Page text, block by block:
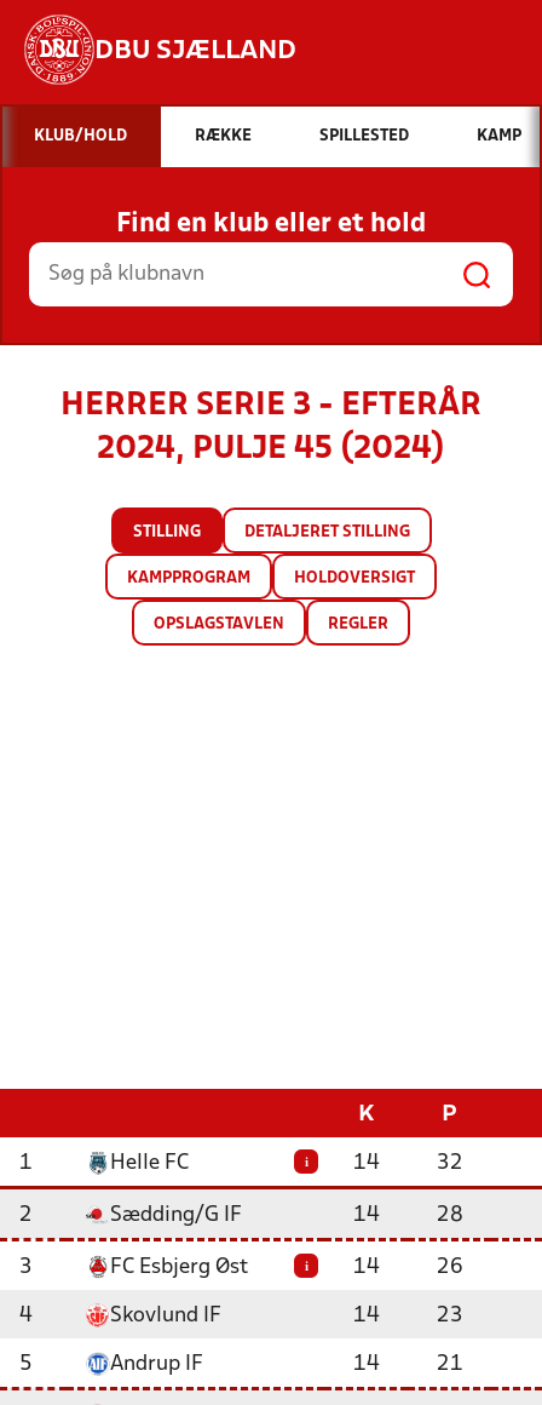
DBU SJÆLLAND
Hvad vil du søge efter?
INDHOLD OG NYHEDER
STILLINGER, RESULTATER, KLUBBER OG
HOLD
KLUB/HOLD RÆKKE SPILLESTED KAMP
Find en klub eller et hold
HERRER SERIE 3 - EFTERÅR
2024, PULJE 45 (2024)
STILLING DETALJERET STILLING
KAMPPROGRAM HOLDOVERSIGT
OPSLAGSTAVLEN REGLER
K P
1 Helle FC i 14 32
2 Sædding/G IF 14 28
3 FC Esbjerg Øst i 14 26
4 Skovlund IF 14 23
5 Andrup IF 14 21